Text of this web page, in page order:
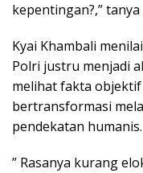
kepentingan?,”
Kyai Khambali
Polri justru menjadi
melihat fakta
bertransformasi
pendekatan humanis.
” Rasanya kurang